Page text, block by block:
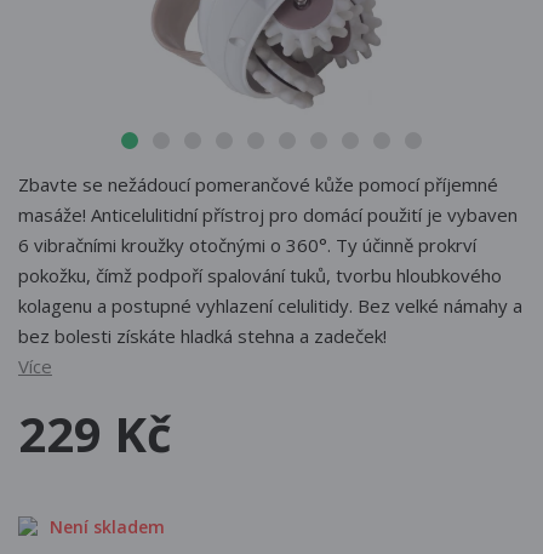
Zbavte se nežádoucí pomerančové kůže pomocí příjemné
masáže! Anticelulitidní přístroj pro domácí použití je vybaven
6 vibračními kroužky otočnými o 360°. Ty účinně prokrví
pokožku, čímž podpoří spalování tuků, tvorbu hloubkového
kolagenu a postupné vyhlazení celulitidy. Bez velké námahy a
bez bolesti získáte hladká stehna a zadeček!
Více
229 Kč
Není skladem